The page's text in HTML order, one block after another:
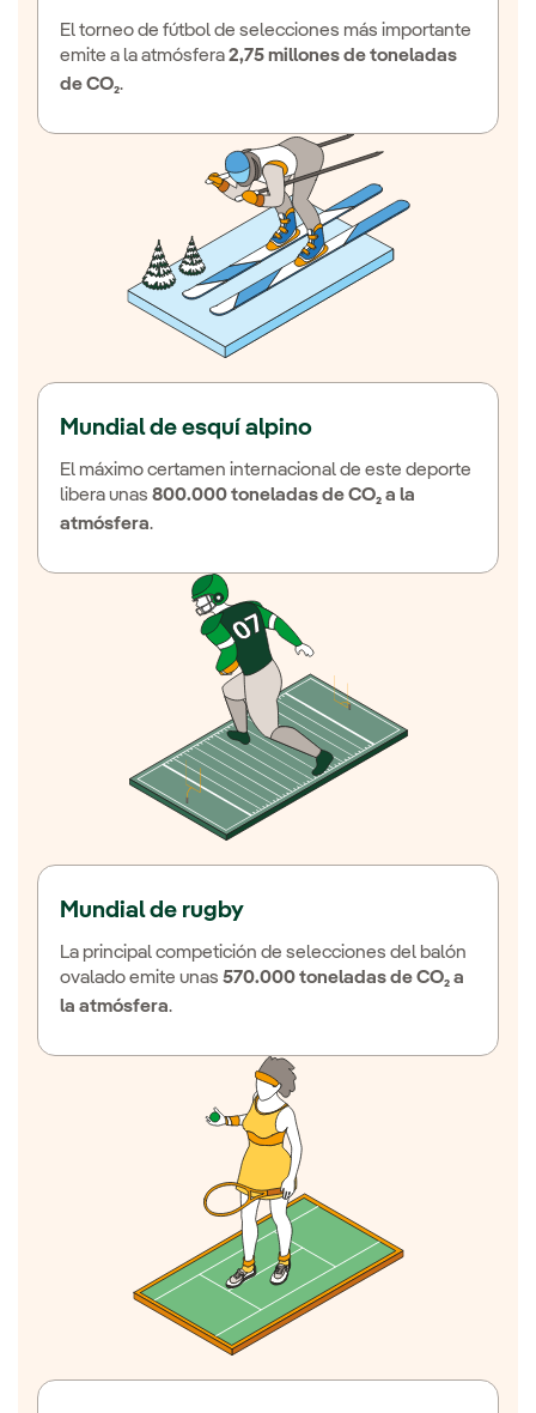
El torneo de fútbol de selecciones más importante
emite a la atmósfera2,75 millones de toneladas
de CO₂.
Mundial de esquí alpino
El máximo certamen internacional de este deporte
libera unas 800.000 toneladas de CO₂ a la
atmósfera.
Mundial de rugby
La principal competición de selecciones del balón
ovalado emite unas 570.000 toneladas de CO₂ a
la atmósfera.